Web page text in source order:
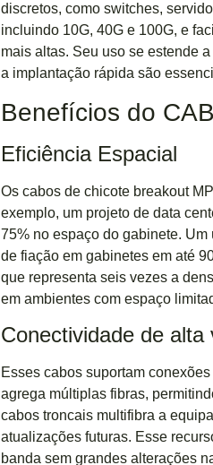
discretos, como switches,
incluindo 10G, 40G e 100G, e
mais altas. Seu uso se estende
a implantação rápida são
Benefícios do
Eficiência Espacial
Os cabos de chicote breakout
exemplo, um projeto de data
75% no espaço do gabinete.
de fiação em gabinetes em até
que representa seis vezes a
em ambientes com espaço
Conectividade de alta
Esses cabos suportam
agrega múltiplas fibras,
cabos troncais multifibra a
atualizações futuras. Esse
banda sem grandes alterações